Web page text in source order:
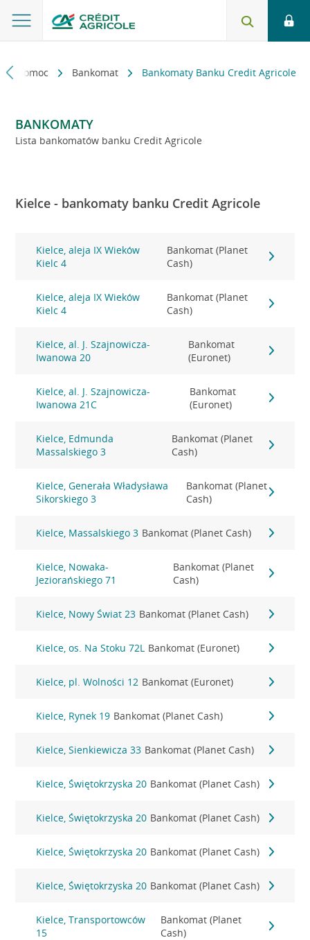
i pomoc Bankomat Bankomaty Banku Credit Agricole
BANKOMATY
Lista bankomatów banku Credit Agricole
Kielce - bankomaty banku Credit Agricole
Kielce, aleja IX Wieków
Kielc 4
Bankomat (Planet
Cash)
Kielce, aleja IX Wieków
Kielc 4
Bankomat (Planet
Cash)
Kielce, al. J. Szajnowicza-
Iwanowa 20
Bankomat
(Euronet)
Kielce, al. J. Szajnowicza-
Iwanowa 21C
Bankomat
(Euronet)
Kielce, Edmunda
Massalskiego 3
Bankomat (Planet
Cash)
Kielce, Generała Władysława
Sikorskiego 3
Bankomat (Planet
Cash)
Kielce, Massalskiego 3 Bankomat (Planet Cash)
Kielce, Nowaka-
Jeziorańskiego 71
Bankomat (Planet
Cash)
Kielce, Nowy Świat 23 Bankomat (Planet Cash)
Kielce, os. Na Stoku 72L Bankomat (Euronet)
Kielce, pl. Wolności 12 Bankomat (Euronet)
Kielce, Rynek 19 Bankomat (Planet Cash)
Kielce, Sienkiewicza 33 Bankomat (Planet Cash)
Kielce, Świętokrzyska 20 Bankomat (Planet Cash)
Kielce, Świętokrzyska 20 Bankomat (Planet Cash)
Kielce, Świętokrzyska 20 Bankomat (Planet Cash)
Kielce, Świętokrzyska 20 Bankomat (Planet Cash)
Kielce, Transportowców
15
Bankomat (Planet
Cash)